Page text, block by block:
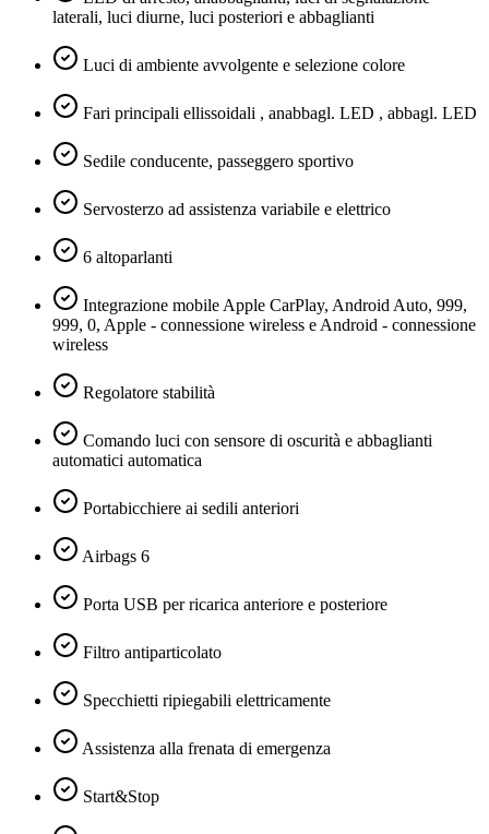
laterali, luci diurne, luci posteriori e abbaglianti
Luci di ambiente avvolgente e selezione colore
Fari principali ellissoidali , anabbagl. LED , abbagl. LED
Sedile conducente, passeggero sportivo
Servosterzo ad assistenza variabile e elettrico
6 altoparlanti
Integrazione mobile Apple CarPlay, Android Auto, 999,
999, 0, Apple - connessione wireless e Android - connessione
wireless
Regolatore stabilità
Comando luci con sensore di oscurità e abbaglianti
automatici automatica
Portabicchiere ai sedili anteriori
Airbags 6
Porta USB per ricarica anteriore e posteriore
Filtro antiparticolato
Specchietti ripiegabili elettricamente
Assistenza alla frenata di emergenza
Start&Stop